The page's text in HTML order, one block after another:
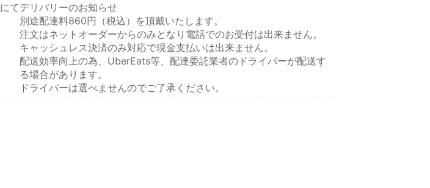
にてデリバリーのお知らせ
別途配達料860円（税込）を頂戴いたします。
注文はネットオーダーからのみとなり電話でのお受付は出来ません。
キャッシュレス決済のみ対応で現金支払いは出来ません。
配送効率向上の為、UberEats等、配達委託業者のドライバーが配送す
る場合があります。
ドライバーは選べませんのでご了承ください。